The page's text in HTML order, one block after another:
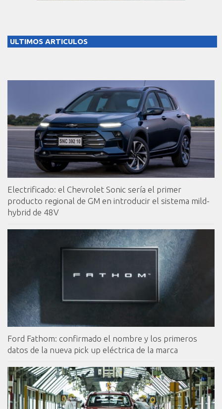
ULTIMOS ARTICULOS
Electrificado: el Chevrolet Sonic sería el primer
producto regional de GM en introducir el sistema mild-
hybrid de 48V
Ford Fathom: confirmado el nombre y los primeros
datos de la nueva pick up eléctrica de la marca